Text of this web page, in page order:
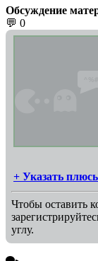
Обсуждение
💬 0
+ Указать
Чтобы оставить
углу.